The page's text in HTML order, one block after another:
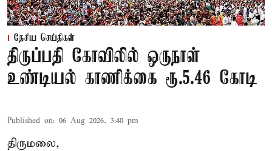
தேசிய செய்திகள்
திருப்பதி கோவிலில் ஒருநாள்
உண்டியல் காணிக்கை ரூ.5.46 கோடி
Published on: 06 Aug 2026, 3:40 pm
திருமலை,